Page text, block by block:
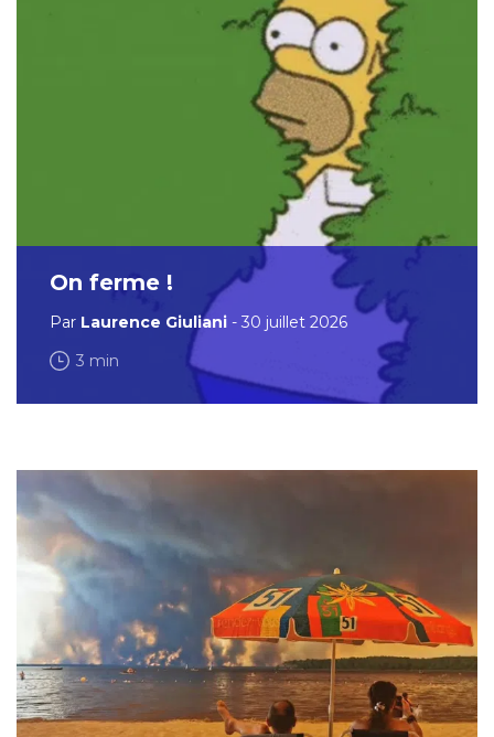
On ferme !
Par Laurence Giuliani - 30 juillet 2026
3 min